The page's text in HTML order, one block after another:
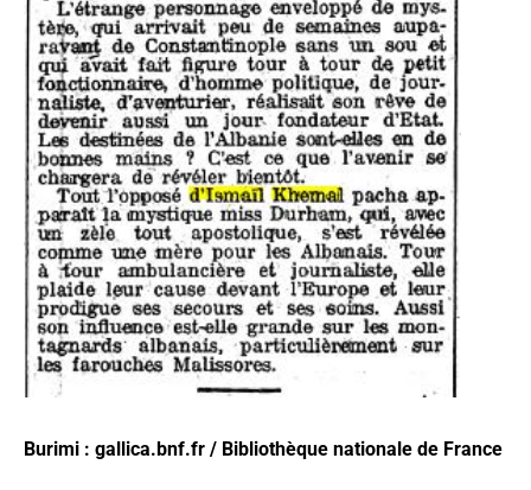
Burimi : gallica.bnf.fr / Bibliothèque nationale de France